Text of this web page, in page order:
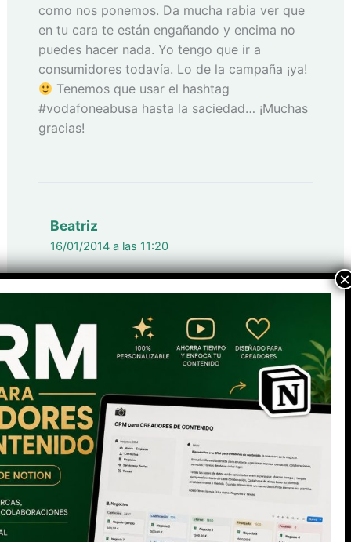
como nos ponemos. Da mucha rabia ver que
en tu cara te están engañando y encima no
puedes hacer nada. Yo tengo que ir a
consumidores todavía. Lo de la campaña ¡ya!
Tenemos que usar el hashtag
#vodafoneabusa hasta la saciedad… ¡Muchas
gracias!
Beatriz
16/01/2014 a las 11:20
holaa!! este es mi blog nuevohttp://diario-de-
mariposas.blogspot.com.es/
Los comentarios están cerrados.
Tu Co-CMO